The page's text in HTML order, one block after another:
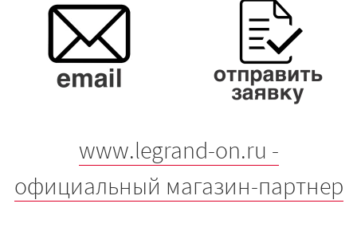
www.legrand-on.ru -
официальный магазин-партнер